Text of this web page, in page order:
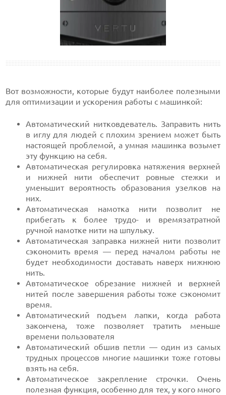
Вот возможности, которые будут наиболее полезными
для оптимизации и ускорения работы с машинкой:
Автоматический нитковдеватель. Заправить нить
в иглу для людей с плохим зрением может быть
настоящей проблемой, а умная машинка возьмет
эту функцию на себя.
Автоматическая регулировка натяжения верхней
и нижней нити обеспечит ровные стежки и
уменьшит вероятность образования узелков на
них.
Автоматическая намотка нити позволит не
прибегать к более трудо- и времязатратной
ручной намотке нити на шпульку.
Автоматическая заправка нижней нити позволит
сэкономить время — перед началом работы не
будет необходимости доставать наверх нижнюю
нить.
Автоматическое обрезание нижней и верхней
нитей после завершения работы тоже сэкономит
время.
Автоматический подъем лапки, когда работа
закончена, тоже позволяет тратить меньше
времени пользователя
Автоматический обшив петли — один из самых
трудных процессов многие машинки тоже готовы
взять на себя.
Автоматическое закрепление строчки. Очень
полезная функция, особенно для тех, у кого много